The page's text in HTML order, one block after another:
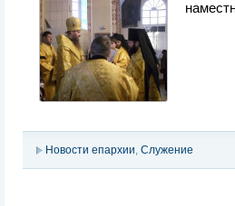
Новости епархии, Служение